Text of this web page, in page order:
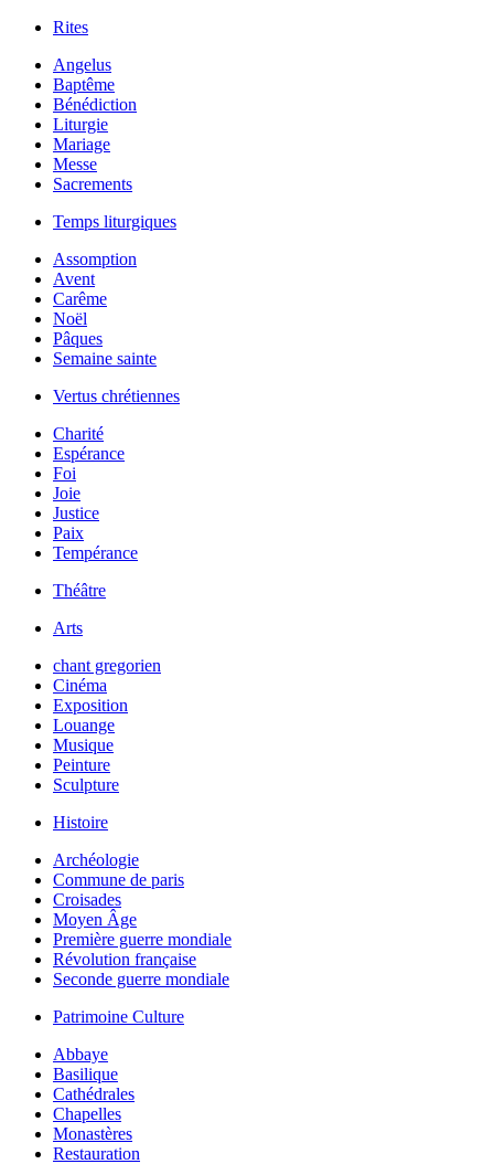
Rites
Angelus
Baptême
Bénédiction
Liturgie
Mariage
Messe
Sacrements
Temps liturgiques
Assomption
Avent
Carême
Noël
Pâques
Semaine sainte
Vertus chrétiennes
Charité
Espérance
Foi
Joie
Justice
Paix
Tempérance
Théâtre
Arts
chant gregorien
Cinéma
Exposition
Louange
Musique
Peinture
Sculpture
Histoire
Archéologie
Commune de paris
Croisades
Moyen Âge
Première guerre mondiale
Révolution française
Seconde guerre mondiale
Patrimoine Culture
Abbaye
Basilique
Cathédrales
Chapelles
Monastères
Restauration